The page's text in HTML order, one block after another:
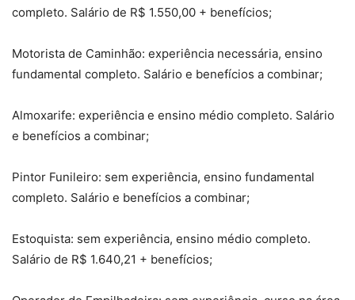
completo. Salário de R$ 1.550,00 + benefícios;
Motorista de Caminhão: experiência necessária, ensino
fundamental completo. Salário e benefícios a combinar;
Almoxarife: experiência e ensino médio completo. Salário
e benefícios a combinar;
Pintor Funileiro: sem experiência, ensino fundamental
completo. Salário e benefícios a combinar;
Estoquista: sem experiência, ensino médio completo.
Salário de R$ 1.640,21 + benefícios;